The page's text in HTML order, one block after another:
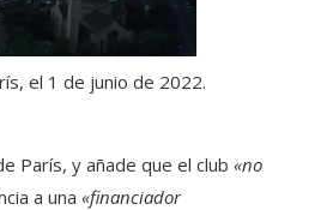
el 1 de junio de 2022.
París, y añade que el club «no
a una «financiador